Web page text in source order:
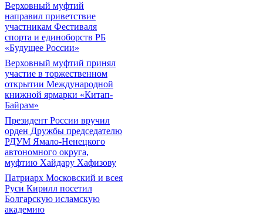
Верховный муфтий
направил приветствие
участникам Фестиваля
спорта и единоборств РБ
«Будущее России»
Верховный муфтий принял
участие в торжественном
открытии Международной
книжной ярмарки «Китап-
Байрам»
Президент России вручил
орден Дружбы председателю
РДУМ Ямало-Ненецкого
автономного округа,
муфтию Хайдару Хафизову
Патриарх Московский и всея
Руси Кирилл посетил
Болгарскую исламскую
академию